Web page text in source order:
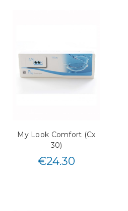
My Look Comfort (Cx
30)
€24.30